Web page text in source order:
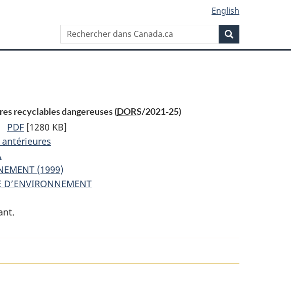
English
Rechercher
dans
Canada.ca
recyclables dangereuses (DORS/2021-25)
PDF Texte
complet
Règlement
sur
de
[1280 KB]
(1999)
D’ENVIRONNEMENT